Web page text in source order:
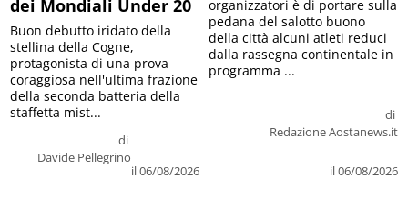
dei Mondiali Under 20
di
Davide Pellegrino
il 06/08/2026
Buon debutto iridato della
stellina della Cogne,
protagonista di una prova
coraggiosa nell'ultima frazione
della seconda batteria della
staffetta mist...
di
Redazione Aostanews.it
il 06/08/2026
organizzatori è di portare sulla
pedana del salotto buono
della città alcuni atleti reduci
dalla rassegna continentale in
programma ...